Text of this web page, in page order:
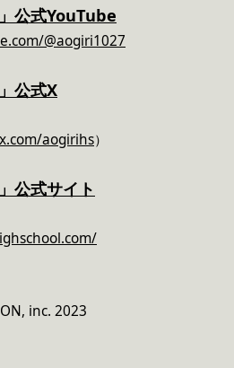
公式YouTube
@aogiri1027
公式X
aogirihs）
公式サイト
inc. 2023